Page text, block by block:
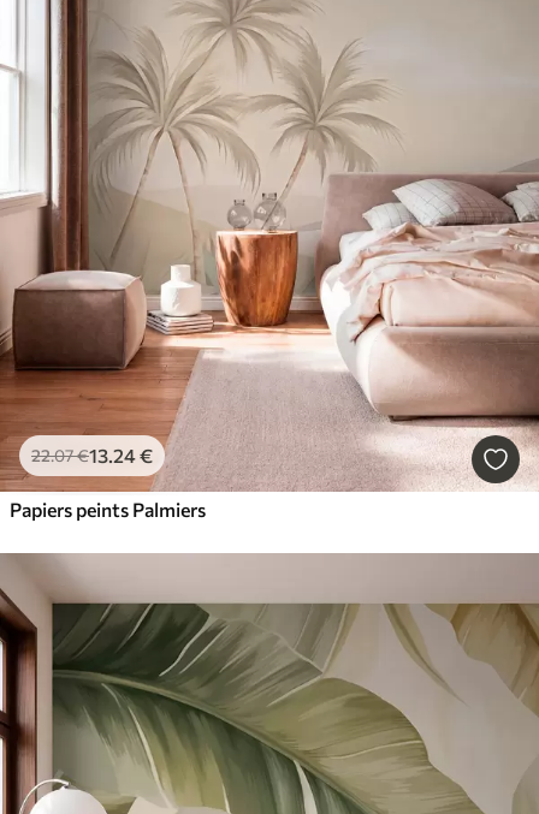
22.07€13.24€
Papiers peints Palmiers